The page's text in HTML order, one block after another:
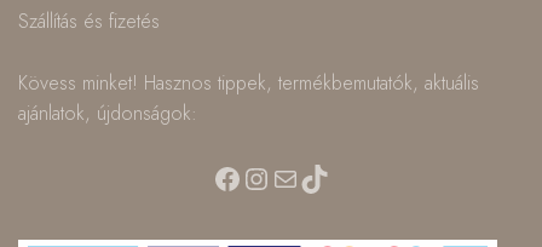
Szállítás és fizetés
Kövess minket! Hasznos tippek, termékbemutatók, aktuális
ajánlatok, újdonságok:
Facebook
Instagram
MailTikTok